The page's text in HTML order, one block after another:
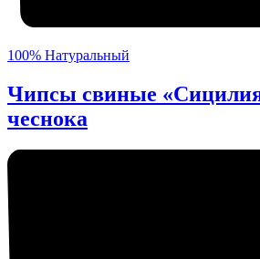
100% Натуральный
Чипсы свиные
чеснока